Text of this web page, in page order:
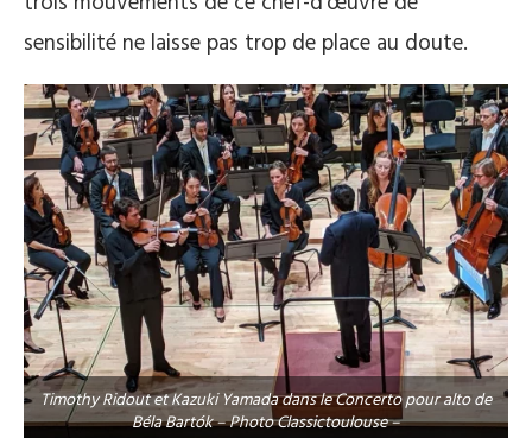
sensibilité ne laisse pas trop de place au doute.
Timothy Ridout et Kazuki Yamada dans le Concerto pour alto de
Béla Bartók – Photo Classictoulouse –